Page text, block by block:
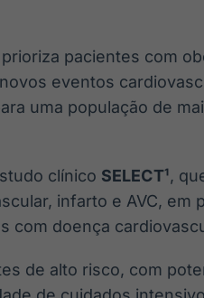
pacientes com
eventos
uma população de
clínico SELECT¹,
infarto e AVC, em
com doença
de alto risco, com